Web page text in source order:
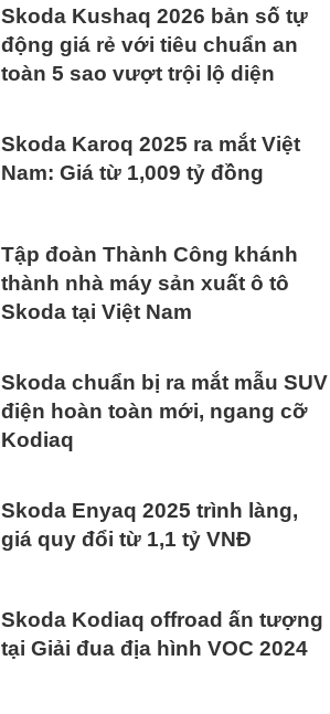
Skoda Kushaq 2026 bản số tự
động giá rẻ với tiêu chuẩn an
toàn 5 sao vượt trội lộ diện
Skoda Karoq 2025 ra mắt Việt
Nam: Giá từ 1,009 tỷ đồng
Tập đoàn Thành Công khánh
thành nhà máy sản xuất ô tô
Skoda tại Việt Nam
Skoda chuẩn bị ra mắt mẫu SUV
điện hoàn toàn mới, ngang cỡ
Kodiaq
Skoda Enyaq 2025 trình làng,
giá quy đổi từ 1,1 tỷ VNĐ
Skoda Kodiaq offroad ấn tượng
tại Giải đua địa hình VOC 2024